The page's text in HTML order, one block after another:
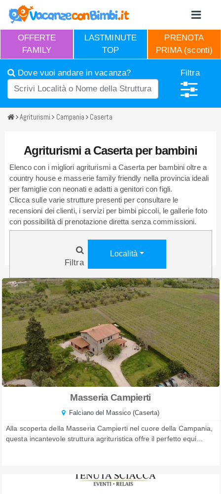
OFFERTE
FAMILY
LASTMINUTE
TOP
PRENOTA
PRIMA (sconti)
Dove vuoi andare in vacanza? Filtra
Agriturismi Campania Caserta
Agriturismi a Caserta per bambini
Elenco con i migliori agriturismi a Caserta per bambini oltre a
country house e masserie family friendly nella provincia ideali
per famiglie con neonati e adatti a genitori con figli.
Clicca sulle varie strutture presenti per consultare le
recensioni dei clienti, i servizi per bimbi piccoli, le gallerie foto
con possibilità di prenotazione diretta senza commissioni.
Filtra
Località
Masseria Campierti
Falciano del Massico (Caserta)
Alla scoperta della Masseria Campierti nel cuore della Campania,
questa incantevole struttura agrituristica offre il perfetto equi...